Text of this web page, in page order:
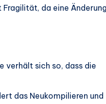
da eine
verhält sich so, dass die
das Neukompilieren und